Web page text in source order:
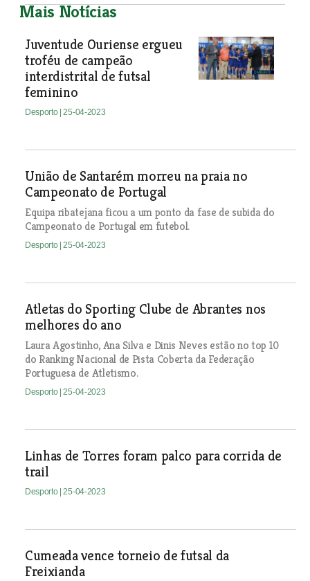
Mais Notícias
Juventude Ouriense ergueu
troféu de campeão
interdistrital de futsal
feminino
Desporto | 25-04-2023
União de Santarém morreu na praia no
Campeonato de Portugal
Equipa ribatejana ficou a um ponto da fase de subida do
Campeonato de Portugal em futebol.
Desporto | 25-04-2023
Atletas do Sporting Clube de Abrantes nos
melhores do ano
Laura Agostinho, Ana Silva e Dinis Neves estão no top 10
do Ranking Nacional de Pista Coberta da Federação
Portuguesa de Atletismo.
Desporto | 25-04-2023
Linhas de Torres foram palco para corrida de
trail
Desporto | 25-04-2023
Cumeada vence torneio de futsal da
Freixianda